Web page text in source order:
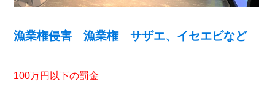
漁業権侵害 漁業権 サザエ、イセエビなど
100万円以下の罰金